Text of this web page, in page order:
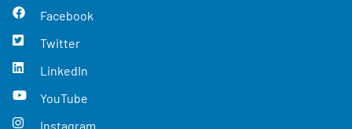
Facebook
Twitter
LinkedIn
YouTube
Instagram